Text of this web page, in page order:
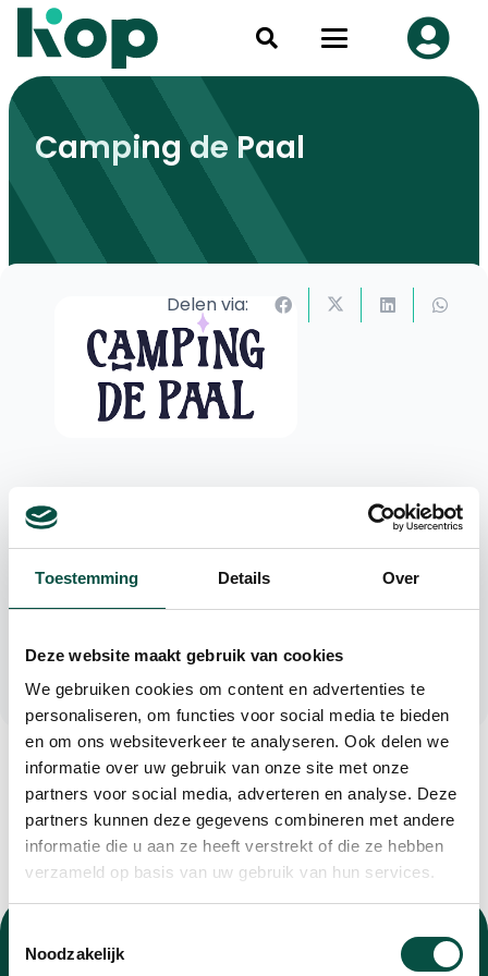
Toestemming Details Over
Deze website maakt gebruik van cookies
We gebruiken cookies om content en advertenties te
personaliseren, om functies voor social media te bieden
en om ons websiteverkeer te analyseren. Ook delen we
informatie over uw gebruik van onze site met onze
partners voor social media, adverteren en analyse. Deze
partners kunnen deze gegevens combineren met andere
informatie die u aan ze heeft verstrekt of die ze hebben
verzameld op basis van uw gebruik van hun services.
Noodzakelijk
Camping de Paal
Website bekijken
Delen via: